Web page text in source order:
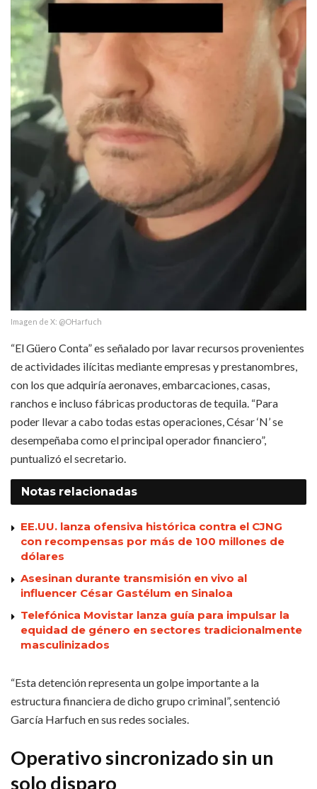
Imagen de X: @OHarfuch
“El Güero Conta” es señalado por lavar recursos provenientes
de actividades ilícitas mediante empresas y prestanombres,
con los que adquiría aeronaves, embarcaciones, casas,
ranchos e incluso fábricas productoras de tequila. “Para
poder llevar a cabo todas estas operaciones, César ‘N’ se
desempeñaba como el principal operador financiero”,
puntualizó el secretario.
Notas relacionadas
EE.UU. lanza ofensiva histórica contra el CJNG
con recompensas por más de 100 millones de
dólares
Asesinan durante transmisión en vivo al
influencer César Gastélum en Sinaloa
Telefónica Movistar lanza guía para impulsar la
equidad de género en sectores tradicionalmente
masculinizados
“Esta detención representa un golpe importante a la
estructura financiera de dicho grupo criminal”, sentenció
García Harfuch en sus redes sociales.
Operativo sincronizado sin un
solo disparo